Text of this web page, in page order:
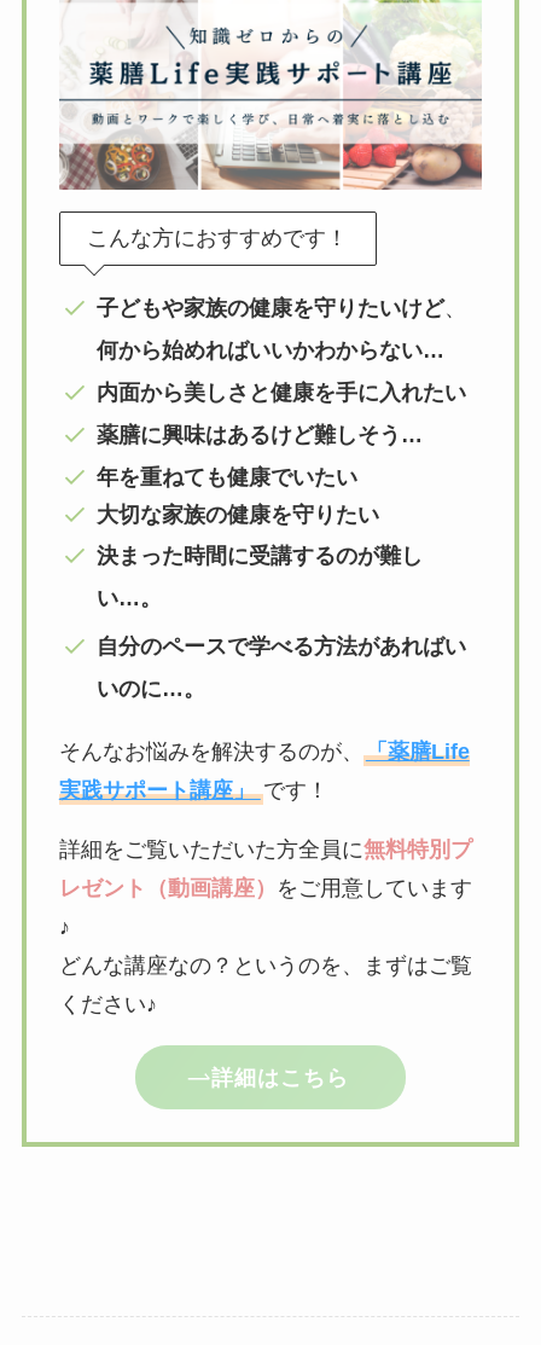
こんな方におすすめです！
子どもや家族の健康を守りたいけど、
何から始めればいいかわからない…
内面から美しさと健康を手に入れたい
薬膳に興味はあるけど難しそう…
年を重ねても健康でいたい
大切な家族の健康を守りたい
決まった時間に受講するのが難し
い…。
自分のペースで学べる方法があればい
いのに…。
そんなお悩みを解決するのが、 「薬膳Life
実践サポート講座」です！
詳細をご覧いただいた方全員に無料特別プ
レゼント（動画講座）
をご用意しています
♪
どんな講座なの？というのを、まずはご覧
ください♪
詳細はこちら